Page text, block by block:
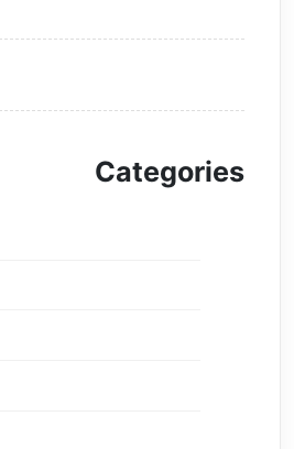
Categories